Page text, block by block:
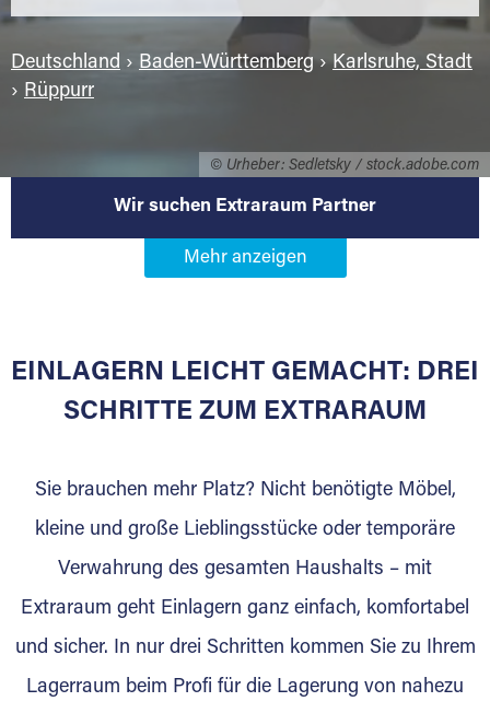
© Urheber: Sedletsky / stock.adobe.com
Deutschland › Baden-Württemberg› Karlsruhe, Stadt
› Rüppurr
Wir suchen Extraraum Partner
Werden Sie Extraraum Partner in
Sie bieten Kunden Lagerraum zur Miete, der
für die Einlagerung von Umzugsgut gebaut
Lagerkunden und Vermietungen.
Ihre Vorteile als Extraraum Partner:
Marktgerechte Preise
Digitale Buchungsplattform
Gewinnung von Neukunden
EINLAGERN LEICHT GEMACHT: DREI
SCHRITTE ZUM EXTRARAUM
Sie brauchen mehr Platz? Nicht benötigte Möbel,
kleine und große Lieblingsstücke oder temporäre
Verwahrung des gesamten Haushalts – mit
Extraraum geht Einlagern ganz einfach, komfortabel
und sicher. In nur drei Schritten kommen Sie zu Ihrem
Lagerraum beim Profi für die Lagerung von nahezu